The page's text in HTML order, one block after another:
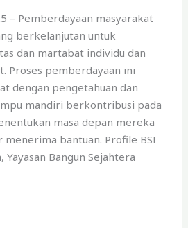
– Pemberdayaan masyarakat
berkelanjutan untuk
dan martabat individu dan
Proses pemberdayaan ini
dengan pengetahuan dan
mandiri berkontribusi pada
masa depan mereka
menerima bantuan. Profile BSI
Yayasan Bangun Sejahtera